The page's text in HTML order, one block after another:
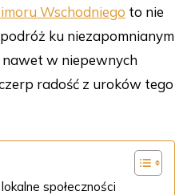
Wschodniego to nie
ku niezapomnianym
nawet w niepewnych
radość z uroków tego
społeczności